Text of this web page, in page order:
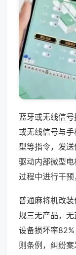
蓝牙或无线信
或无线信号与
型等指令，发
驱动内部微型
过程中进行干预
普通麻将机改
规三无产品，无
设备损坏率
则条例，纠纷